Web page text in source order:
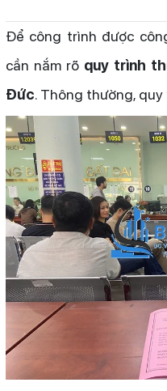
Để công trình được
cần nắm rõ quy trình
Đức. Thông thường,